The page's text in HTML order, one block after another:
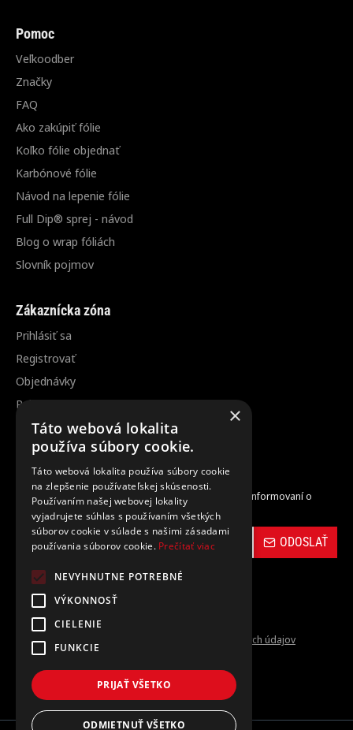
Pomoc
Veľkoodber
Značky
FAQ
Ako zakúpiť fólie
Koľko fólie objednať
Karbónové fólie
Návod na lepenie fólie
Full Dip® sprej - návod
Blog o wrap fóliách
Slovník pojmov
Zákaznícka zóna
Prihlásiť sa
Registrovať
Objednávky
Reklamácia / vrátenie tovaru
Zrušenie objednávky
Odber noviniek
Zaregistrujte sa do nášho odberu noviniek a buďte informovaní o
novinkách a propagačných akciách.
ODOSLAŤ
Prečítal(a) som si a súhlasím s Ochrana osobných údajov
×
Táto webová lokalita
používa súbory cookie.
Táto webová lokalita používa súbory cookie
na zlepšenie používateľskej skúsenosti.
Používaním našej webovej lokality
vyjadrujete súhlas s používaním všetkých
súborov cookie v súlade s našimi zásadami
používania súborov cookie. Prečítať viac
NEVYHNUTNE POTREBNÉ
VÝKONNOSŤ
CIELENIE
FUNKCIE
PRIJAŤ VŠETKO
ODMIETNUŤ VŠETKO